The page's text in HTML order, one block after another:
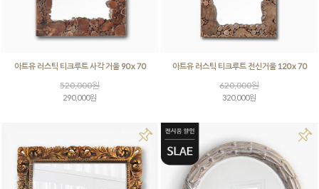
아트유 러스틱 티크루트 사각 거울 90 x 70
520,000원
290,000원
아트유 러스틱 티크루트 전신거울 120 x 70
620,000원
320,000원